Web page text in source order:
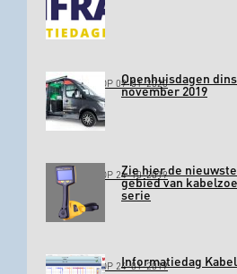
GEPLAATST OP 09-01-2020
Openhuisdagen
november 2019
GEPLAATST OP 24-10-2019
Zie hier de
gebied van
serie
GEPLAATST OP 24-01-2019
Informatiedag